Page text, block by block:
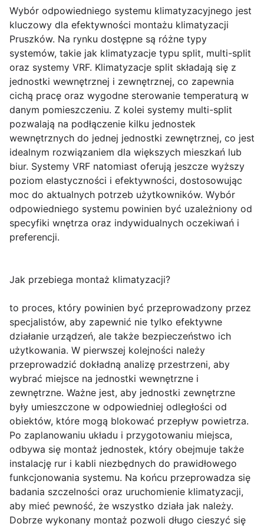
Wybór odpowiedniego systemu klimatyzacyjnego jest
kluczowy dla efektywności montażu klimatyzacji
Pruszków. Na rynku dostępne są różne typy
systemów, takie jak klimatyzacje typu split, multi-split
oraz systemy VRF. Klimatyzacje split składają się z
jednostki wewnętrznej i zewnętrznej, co zapewnia
cichą pracę oraz wygodne sterowanie temperaturą w
danym pomieszczeniu. Z kolei systemy multi-split
pozwalają na podłączenie kilku jednostek
wewnętrznych do jednej jednostki zewnętrznej, co jest
idealnym rozwiązaniem dla większych mieszkań lub
biur. Systemy VRF natomiast oferują jeszcze wyższy
poziom elastyczności i efektywności, dostosowując
moc do aktualnych potrzeb użytkowników. Wybór
odpowiedniego systemu powinien być uzależniony od
specyfiki wnętrza oraz indywidualnych oczekiwań i
preferencji.
Jak przebiega montaż klimatyzacji?
to proces, który powinien być przeprowadzony przez
specjalistów, aby zapewnić nie tylko efektywne
działanie urządzeń, ale także bezpieczeństwo ich
użytkowania. W pierwszej kolejności należy
przeprowadzić dokładną analizę przestrzeni, aby
wybrać miejsce na jednostki wewnętrzne i
zewnętrzne. Ważne jest, aby jednostki zewnętrzne
były umieszczone w odpowiedniej odległości od
obiektów, które mogą blokować przepływ powietrza.
Po zaplanowaniu układu i przygotowaniu miejsca,
odbywa się montaż jednostek, który obejmuje także
instalację rur i kabli niezbędnych do prawidłowego
funkcjonowania systemu. Na końcu przeprowadza się
badania szczelności oraz uruchomienie klimatyzacji,
aby mieć pewność, że wszystko działa jak należy.
Dobrze wykonany montaż pozwoli długo cieszyć się